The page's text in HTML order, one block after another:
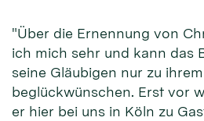
"Über die Ernennung von
ich mich sehr und kann das
seine Gläubigen nur zu
beglückwünschen. Erst vor
er hier bei uns in Köln zu